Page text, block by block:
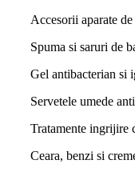
Accesorii aparate
Spuma si saruri de
Gel antibacterian si
Servetele umede
Tratamente ingrijire
Ceara, benzi si